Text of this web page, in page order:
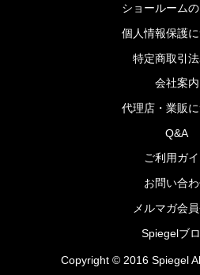
ブログ
ショールーム
個人情報保護
特定商取引
会社案内
代理店・業販
Q&A
ご利用ガ
お問い合
メルマガ会
Spiegelブ
Copyright © 2016 Spiegel